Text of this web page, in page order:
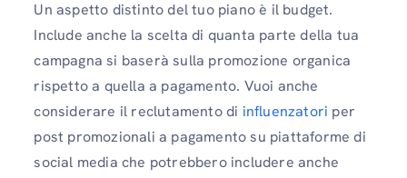
Un aspetto distinto del tuo piano è il budget.
Include anche la scelta di quanta parte della tua
campagna si baserà sulla promozione organica
rispetto a quella a pagamento. Vuoi anche
considerare il reclutamento di influenzatori per
post promozionali a pagamento su piattaforme di
social media che potrebbero includere anche